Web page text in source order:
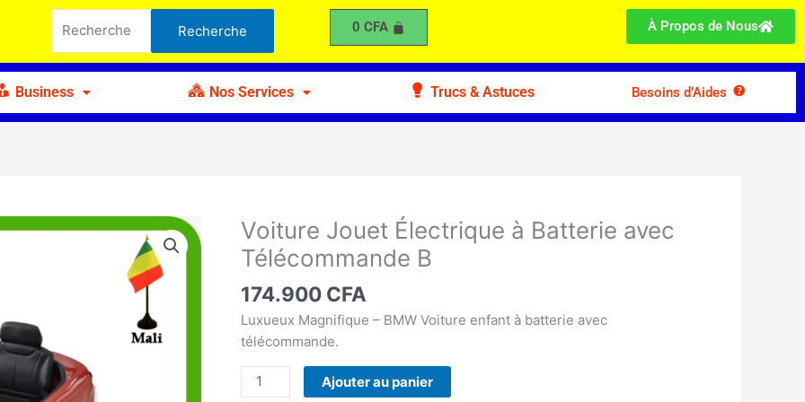
pour :
Recherche 0 CFA À Propos de Nous
Business Nos Services Trucs & Astuces Besoins d’Aides
Voiture Jouet Électrique à Batterie avec
Télécommande B
174.900 CFA
Luxueux Magnifique – BMW Voiture enfant à batterie avec
télécommande.
quantité
de
Voiture
Jouet
Électrique
à
avec
Télécommande
Ajouter au panier
Batterie
avec
B